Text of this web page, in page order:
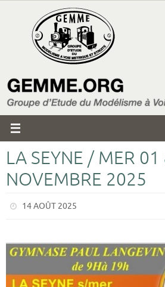
contenu
LA SEYNE / MER 01
NOVEMBRE 2025
14 AOÛT 2025